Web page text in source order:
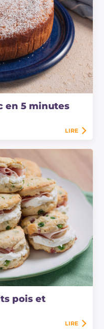
en 5 minutes
LIRE
pois et
LIRE